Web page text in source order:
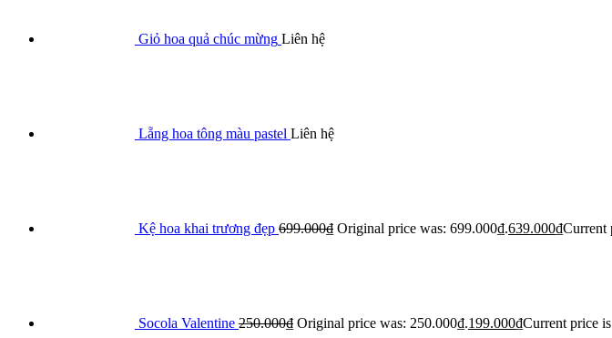
Giỏ hoa quả chúc mừng Liên hệ
Lẵng hoa tông màu pastel Liên hệ
Kệ hoa khai trương đẹp 699.000₫ Original price was: 699.000₫.639.000₫Current
Socola Valentine 250.000₫ Original price was: 250.000₫.199.000₫Current price